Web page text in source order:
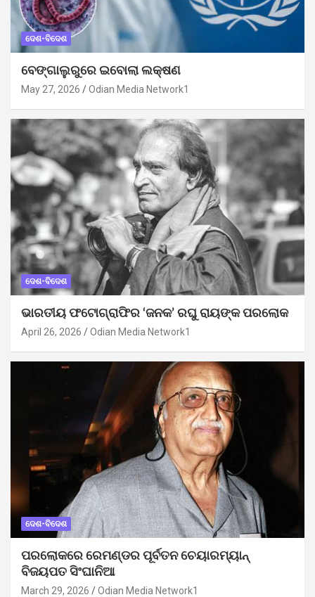
ଦେଶ-ବିଦେଶ
ବେଙ୍ଗାଲୁରୁରେ ଇବୋଲା ଲକ୍ଷଣ
May 27, 2026 Odian Media Network1
ଦେଶ-ବିଦେଶ
ଭାରତୀୟ ଫଟୋଗ୍ରାଫିର ‘ଜନକ’ ରଘୁ ରାୟଙ୍କ ପରଲୋକ
April 26, 2026 Odian Media Network1
ଦେଶ-ବିଦେଶ
ପରଲୋକରେ ରେମଣ୍ଡର ପୂର୍ବତନ ଚେୟାରମ୍ୟାନ୍
ବିଜୟପତ ସିଂଘାନିଆ
March 29, 2026 Odian Media Network1